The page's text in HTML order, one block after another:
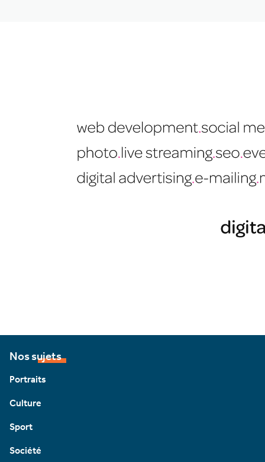
Nos sujets
Portraits
Culture
Sport
Société